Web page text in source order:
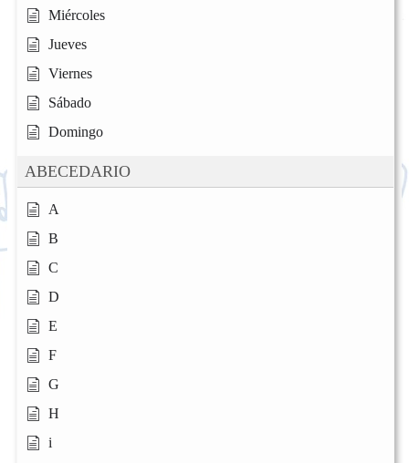
Miércoles
Jueves
Viernes
Sábado
Domingo
ABECEDARIO
A
B
C
D
E
F
G
H
i